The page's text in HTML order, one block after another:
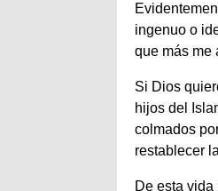
ingenuo o
que más me
Si Dios
hijos del
colmados
restablecer
De esta